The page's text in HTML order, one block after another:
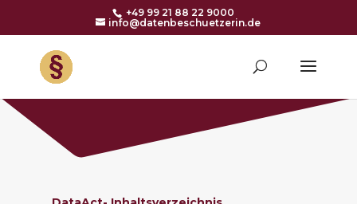
+49 99 21 88 22 9000
info@datenbeschuetzerin.de